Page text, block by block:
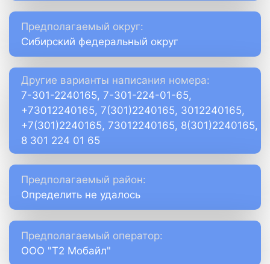
Предполагаемый округ:
Сибирский федеральный округ
Другие варианты написания номера:
7-301-2240165, 7-301-224-01-65,
+73012240165, 7(301)2240165, 3012240165,
+7(301)2240165, 73012240165, 8(301)2240165,
8 301 224 01 65
Предполагаемый район:
Определить не удалось
Предполагаемый оператор:
ООО "Т2 Мобайл"